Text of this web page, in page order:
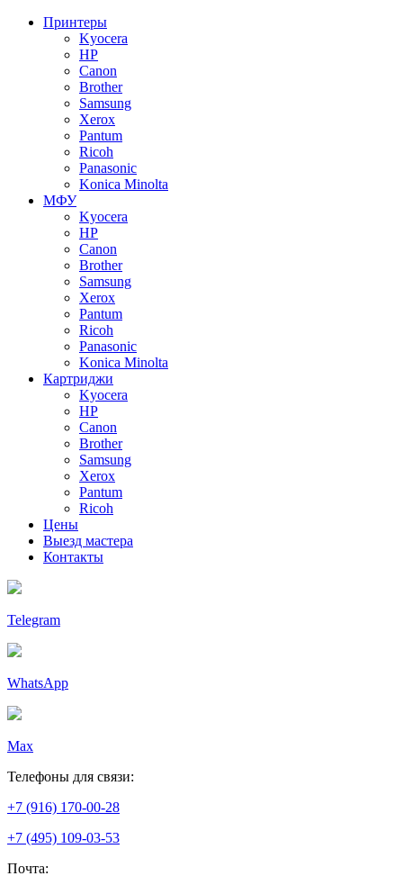
Принтеры
Kyocera
HP
Canon
Brother
Samsung
Xerox
Pantum
Ricoh
Panasonic
Konica Minolta
МФУ
Kyocera
HP
Canon
Brother
Samsung
Xerox
Pantum
Ricoh
Panasonic
Konica Minolta
Картриджи
Kyocera
HP
Canon
Brother
Samsung
Xerox
Pantum
Ricoh
Цены
Выезд мастера
Контакты
Telegram
WhatsApp
Max
Телефоны для связи:
+7 (916) 170-00-28
+7 (495) 109-03-53
Почта: